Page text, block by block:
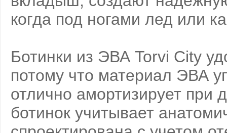
когда под ногами лед или
Ботинки из ЭВА Torvi City
потому что материал ЭВА
отлично амортизирует при
ботинок учитывает